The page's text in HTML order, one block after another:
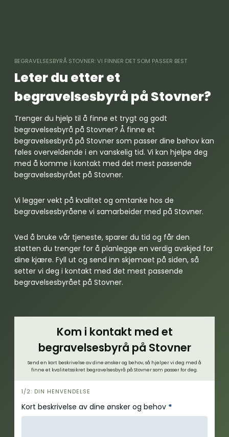
BEGRAVELSESBYRÅ STOVNER: VI FINNER DET SOM PASSER BEST
Leter du etter et
begravelsesbyrå på Stovner?
Trenger du hjelp til å finne et trygt og godt
begravelsesbyrå på Stovner? Å finne et
begravelsesbyrå på Stovner som passer dine behov kan
føles overveldende i en vanskelig tid. Vi kan hjelpe deg
med å komme i kontakt med det mest passende
begravelsesbyrået på Stovner.
Vi legger vekt på kvalitet og omtanke hos de
begravelsesbyråene vi samarbeider med på Stovner.
Ved å bruke vår tjeneste, sparer du tid og får den
støtten du trenger for å planlegge en verdig avskjed for
dine kjære. Fyll ut og send inn skjemaet på siden, så
setter vi deg i kontakt med det mest passende
begravelsesbyrået på Stovner.
Kom i kontakt med et
begravelsesbyrå på Stovner
Send en kort beskrivelse av dine ønsker og behov, så hjelper vi deg med å
finne et kvalitetssikret begravelsesbyrå på Stovner som passer for deg.
h
e
r
1/2: DIN HENVENDELSE
Kort beskrivelse av dine ønsker og behov *